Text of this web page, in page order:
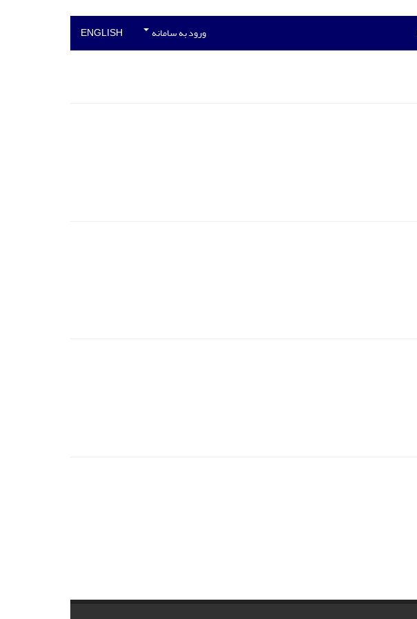
ورود به سامانه ENGLISH